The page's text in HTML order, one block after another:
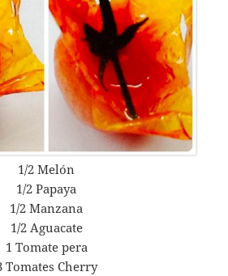
1/2 Melón
1/2 Papaya
1/2 Manzana
1/2 Aguacate
1 Tomate pera
Tomates Cherry